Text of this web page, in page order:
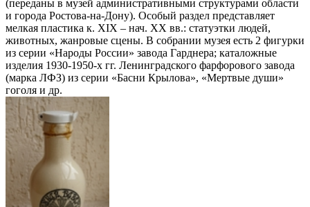
(переданы в музей административными структурами области
и города Ростова-на-Дону). Особый раздел представляет
мелкая пластика к. XIX – нач. XX вв.: статуэтки людей,
животных, жанровые сцены. В собрании музея есть 2 фигурки
из серии «Народы России» завода Гарднера; каталожные
изделия 1930-1950-х гг. Ленинградского фарфорового завода
(марка ЛФЗ) из серии «Басни Крылова», «Мертвые души»
гоголя и др.